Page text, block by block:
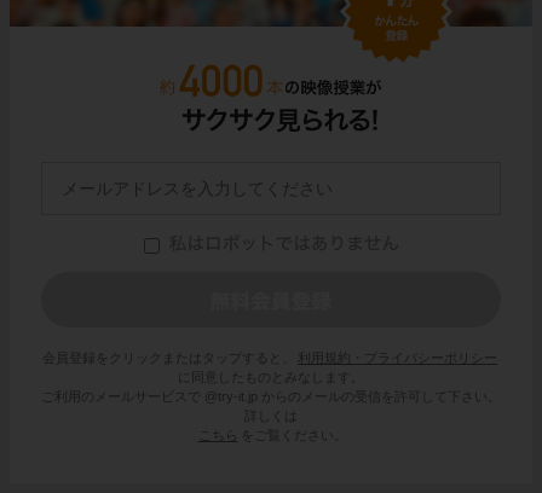
会員登録をクリックまたはタップすると、
利用規約・プライバシーポリシー
に同意したものとみなします。
ご利用のメールサービスで @try-it.jp からのメールの受信を許可して下さい。
詳しくは
こちら
をご覧ください。